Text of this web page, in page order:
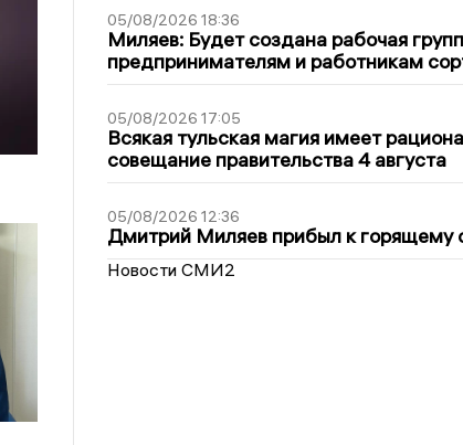
05/08/2026 18:36
Миляев: Будет создана рабочая
предпринимателям и работникам
05/08/2026 17:05
Всякая тульская магия имеет
совещание правительства 4 августа
05/08/2026 12:36
Дмитрий Миляев прибыл к горящему
Новости СМИ2